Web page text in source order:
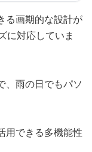
る画期的な設計が
に対応していま
、雨の日でもパソ
用できる多機能性